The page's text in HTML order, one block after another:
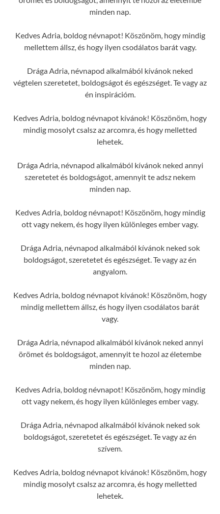
minden nap.
Kedves Adria, boldog névnapot! Köszönöm, hogy mindig
mellettem állsz, és hogy ilyen csodálatos barát vagy.
Drága Adria, névnapod alkalmából kívánok neked
végtelen szeretetet, boldogságot és egészséget. Te vagy az
én inspirációm.
Kedves Adria, boldog névnapot kívánok! Köszönöm, hogy
mindig mosolyt csalsz az arcomra, és hogy melletted
lehetek.
Drága Adria, névnapod alkalmából kívánok neked annyi
szeretetet és boldogságot, amennyit te adsz nekem
minden nap.
Kedves Adria, boldog névnapot! Köszönöm, hogy mindig
ott vagy nekem, és hogy ilyen különleges ember vagy.
Drága Adria, névnapod alkalmából kívánok neked sok
boldogságot, szeretetet és egészséget. Te vagy az én
angyalom.
Kedves Adria, boldog névnapot kívánok! Köszönöm, hogy
mindig mellettem állsz, és hogy ilyen csodálatos barát
vagy.
Drága Adria, névnapod alkalmából kívánok neked annyi
örömet és boldogságot, amennyit te hozol az életembe
minden nap.
Kedves Adria, boldog névnapot! Köszönöm, hogy mindig
ott vagy nekem, és hogy ilyen különleges ember vagy.
Drága Adria, névnapod alkalmából kívánok neked sok
boldogságot, szeretetet és egészséget. Te vagy az én
szívem.
Kedves Adria, boldog névnapot kívánok! Köszönöm, hogy
mindig mosolyt csalsz az arcomra, és hogy melletted
lehetek.